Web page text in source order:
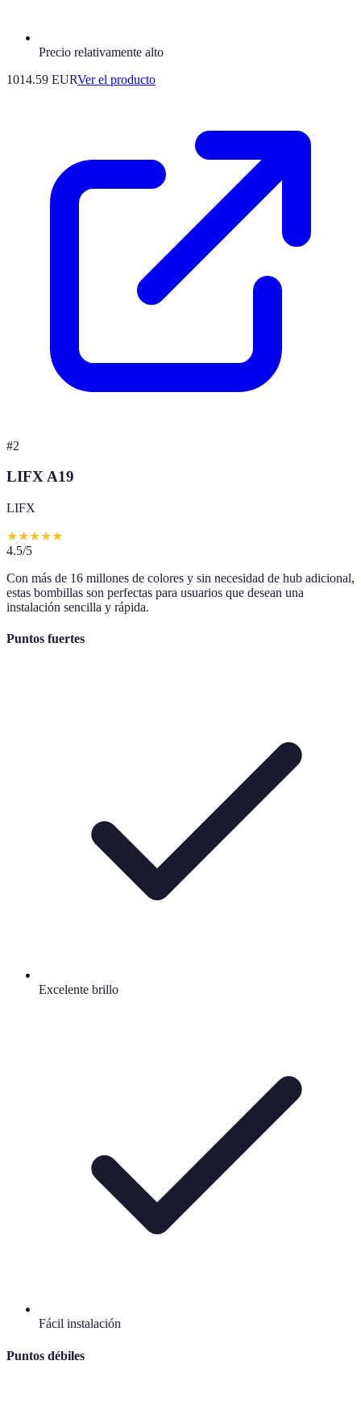
Precio relativamente alto
1014.59 EURVer el producto
#2
LIFX A19
LIFX
★★★★★
4.5/5
Con más de 16 millones de colores y sin necesidad de hub adicional,
estas bombillas son perfectas para usuarios que desean una
instalación sencilla y rápida.
Puntos fuertes
Excelente brillo
Fácil instalación
Puntos débiles